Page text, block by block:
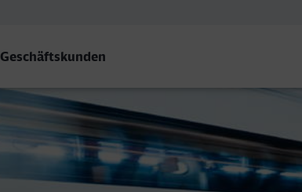
Geschäftskunden